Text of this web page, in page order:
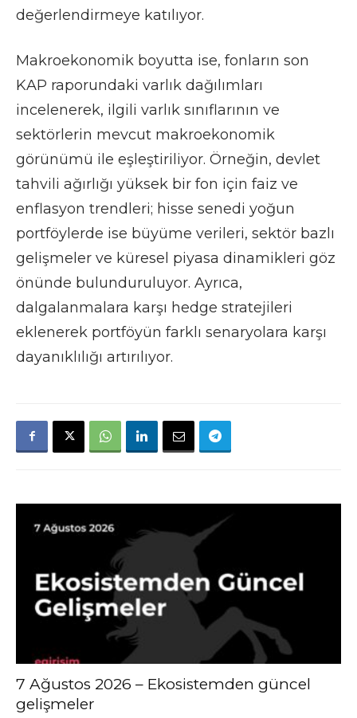
değerlendirmeye katılıyor.
Makroekonomik boyutta ise, fonların son
KAP raporundaki varlık dağılımları
incelenerek, ilgili varlık sınıflarının ve
sektörlerin mevcut makroekonomik
görünümü ile eşleştiriliyor. Örneğin, devlet
tahvili ağırlığı yüksek bir fon için faiz ve
enflasyon trendleri; hisse senedi yoğun
portföylerde ise büyüme verileri, sektör bazlı
gelişmeler ve küresel piyasa dinamikleri göz
önünde bulunduruluyor. Ayrıca,
dalgalanmalara karşı hedge stratejileri
eklenerek portföyün farklı senaryolara karşı
dayanıklılığı artırılıyor.
7 Ağustos 2026 – Ekosistemden güncel
gelişmeler